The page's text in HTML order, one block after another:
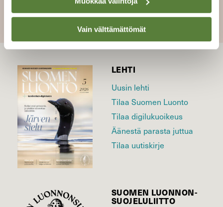
Vain välttämättömät
SULJE
LEHTI
Uusin lehti
Tilaa Suomen Luonto
Tilaa digilukuoikeus
Äänestä parasta juttua
Tilaa uutiskirje
SUOMEN LUONNON­
SUOJELU­LIITTO